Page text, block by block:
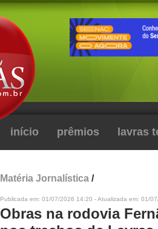
início prêmios lavras
Matéria Jornalística /
Publicada em: 01/07/2026 14:20 - Atualizada em: 01/
Obras na rodovia